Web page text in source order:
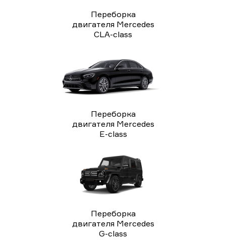
Переборка
двигателя Mercedes
CLA-class
Переборка
двигателя Mercedes
E-class
Переборка
двигателя Mercedes
G-class